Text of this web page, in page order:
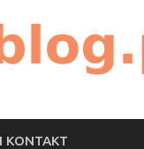
KONTAKT